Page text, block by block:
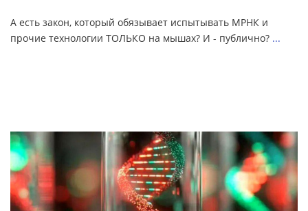
А есть закон, который обязывает испытывать МРНК и
прочие технологии ТОЛЬКО на мышах? И - публично? ...